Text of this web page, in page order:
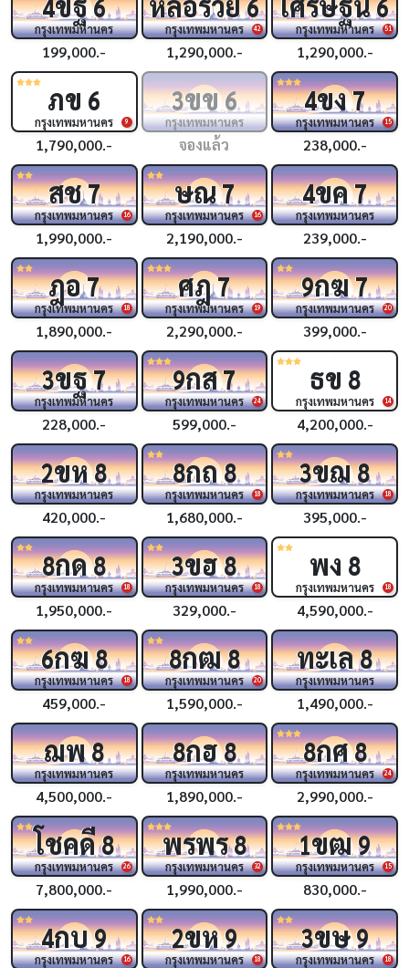
กรุงเทพมหานคร
199,000.-
42
กรุงเทพมหานคร
1,290,000.-
51
กรุงเทพมหานคร
1,290,000.-
9
ภข 6
กรุงเทพมหานคร
1,790,000.-
3ขข6
กรุงเทพมหานคร
จองแล้ว
15
4ขง7
กรุงเทพมหานคร
238,000.-
16
สช7
กรุงเทพมหานคร
1,990,000.-
16
ษณ7
กรุงเทพมหานคร
2,190,000.-
4ขค7
กรุงเทพมหานคร
239,000.-
18
ฎอ7
กรุงเทพมหานคร
1,890,000.-
19
ศฎ7
กรุงเทพมหานคร
2,290,000.-
20
9กฆ7
กรุงเทพมหานคร
399,000.-
3ขฐ7
กรุงเทพมหานคร
228,000.-
24
9กส7
กรุงเทพมหานคร
599,000.-
14
ธข 8
กรุงเทพมหานคร
4,200,000.-
2ขห8
กรุงเทพมหานคร
420,000.-
18
8กถ8
กรุงเทพมหานคร
1,680,000.-
18
3ขฌ8
กรุงเทพมหานคร
395,000.-
18
8กด8
กรุงเทพมหานคร
1,950,000.-
18
3ขฮ8
กรุงเทพมหานคร
329,000.-
18
พง 8
กรุงเทพมหานคร
4,590,000.-
18
6กฆ8
กรุงเทพมหานคร
459,000.-
20
8กฒ8
กรุงเทพมหานคร
1,590,000.-
ทะเล8
กรุงเทพมหานคร
1,490,000.-
ฌพ8
กรุงเทพมหานคร
4,500,000.-
8กฮ8
กรุงเทพมหานคร
1,890,000.-
24
8กศ8
กรุงเทพมหานคร
2,990,000.-
26
โชคดี8
กรุงเทพมหานคร
7,800,000.-
32
พรพร8
กรุงเทพมหานคร
1,990,000.-
15
1ขฒ9
กรุงเทพมหานคร
830,000.-
16
4กบ9
กรุงเทพมหานคร 18
2ขห9
กรุงเทพมหานคร 18
3ขษ9
กรุงเทพมหานคร